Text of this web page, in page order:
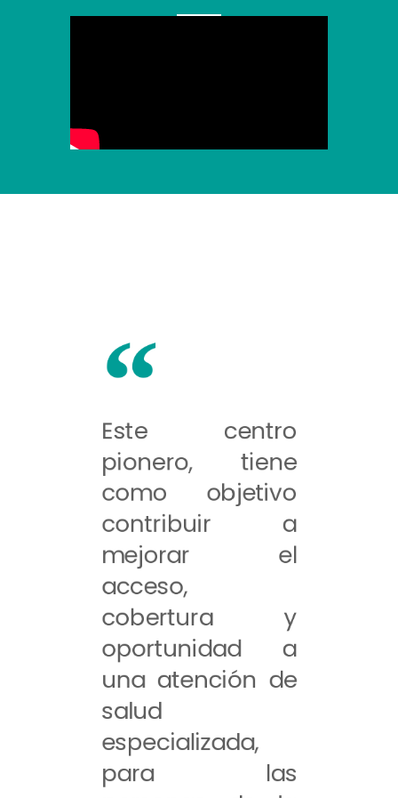
Este centro
pionero, tiene
como objetivo
contribuir a
mejorar el
acceso,
cobertura y
oportunidad a
una atención de
salud
especializada,
para las